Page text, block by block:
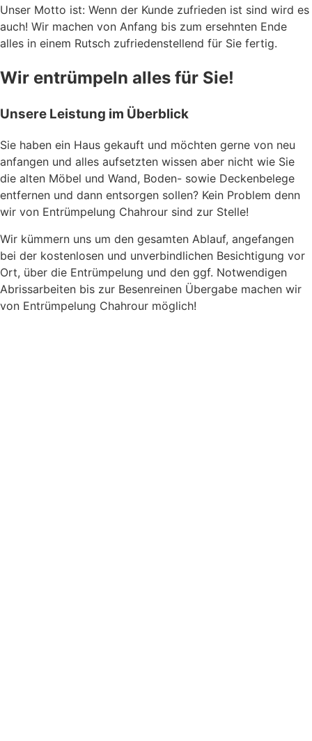
Unser Motto ist: Wenn der Kunde zufrieden ist sind wird es
auch! Wir machen von Anfang bis zum ersehnten Ende
alles in einem Rutsch zufriedenstellend für Sie fertig.
Wir entrümpeln alles für Sie!
Unsere Leistung im Überblick
Sie haben ein Haus gekauft und möchten gerne von neu
anfangen und alles aufsetzten wissen aber nicht wie Sie
die alten Möbel und Wand, Boden- sowie Deckenbelege
entfernen und dann entsorgen sollen? Kein Problem denn
wir von Entrümpelung Chahrour sind zur Stelle!
Wir kümmern uns um den gesamten Ablauf, angefangen
bei der kostenlosen und unverbindlichen Besichtigung vor
Ort, über die Entrümpelung und den ggf. Notwendigen
Abrissarbeiten bis zur Besenreinen Übergabe machen wir
von Entrümpelung Chahrour möglich!